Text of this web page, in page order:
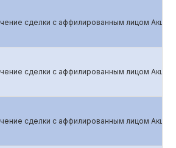
сделки с аффилированным лицом
сделки с аффилированным лицом
сделки с аффилированным лицом